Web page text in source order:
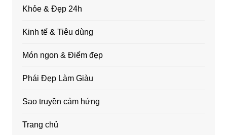
Khỏe & Đẹp 24h
Kinh tế & Tiêu dùng
Món ngon & Điểm đẹp
Phái Đẹp Làm Giàu
Sao truyền cảm hứng
Trang chủ